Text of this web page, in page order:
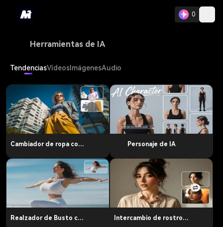
0
Herramientas de IA
TendenciasVídeos ImágenesAudio
Cambiador de ropa con IA Personaje de IA
Realzador de Busto con IA Intercambio de rostros con IA